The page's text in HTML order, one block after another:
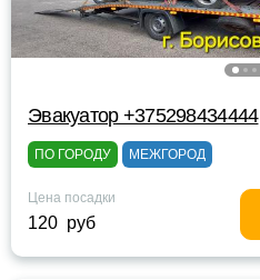
Эвакуатор +375298434444
ПО ГОРОДУ МЕЖГОРОД
Цена посадки
120 руб